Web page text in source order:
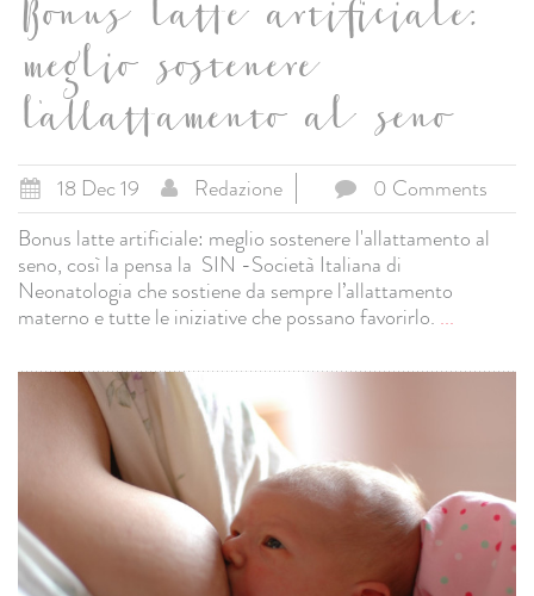
Bonus latte artificiale:
meglio sostenere
l'allattamento al seno
18 Dec 19 Redazione
0 Comments
Bonus latte artificiale: meglio sostenere l'allattamento al
seno, così la pensa la SIN -Società Italiana di
Neonatologia che sostiene da sempre l’allattamento
materno e tutte le iniziative che possano favorirlo. ...